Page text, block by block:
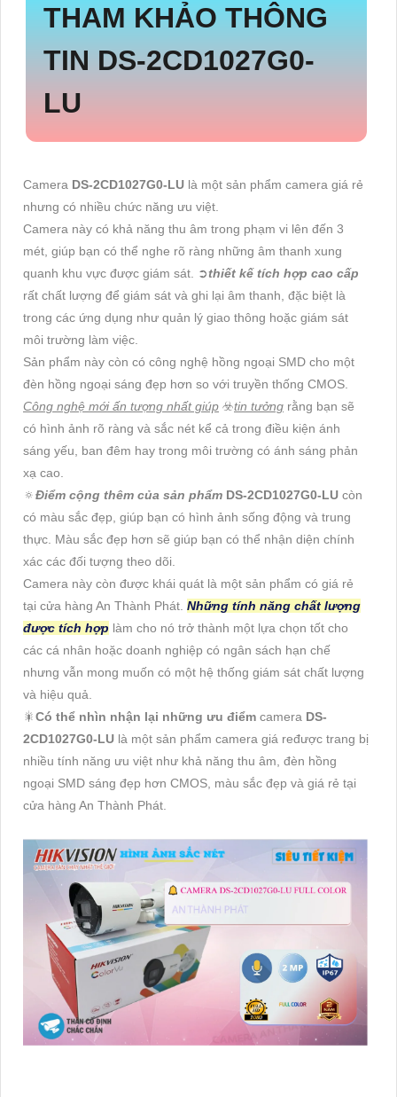
THAM KHẢO THÔNG
TIN DS-2CD1027G0-
LU
Camera DS-2CD1027G0-LU là một sản phẩm camera giá rẻ
nhưng có nhiều chức năng ưu việt.
Camera này có khả năng thu âm trong phạm vi lên đến 3
mét, giúp bạn có thể nghe rõ ràng những âm thanh xung
quanh khu vực được giám sát. ➲thiết kế tích hợp cao cấp
rất chất lượng để giám sát và ghi lại âm thanh, đặc biệt là
trong các ứng dụng như quản lý giao thông hoặc giám sát
môi trường làm việc.
Sản phẩm này còn có công nghệ hồng ngoại SMD cho một
đèn hồng ngoại sáng đẹp hơn so với truyền thống CMOS.
Công nghệ mới ấn tượng nhất giúp ☣️tin tưởng rằng bạn sẽ
có hình ảnh rõ ràng và sắc nét kể cả trong điều kiện ánh
sáng yếu, ban đêm hay trong môi trường có ánh sáng phản
xạ cao.
🔅Điểm cộng thêm của sản phẩm DS-2CD1027G0-LU còn
có màu sắc đẹp, giúp bạn có hình ảnh sống động và trung
thực. Màu sắc đẹp hơn sẽ giúp bạn có thể nhận diện chính
xác các đối tượng theo dõi.
Camera này còn được khái quát là một sản phẩm có giá rẻ
tại cửa hàng An Thành Phát. Những tính năng chất lượng
được tích hợp làm cho nó trở thành một lựa chọn tốt cho
các cá nhân hoặc doanh nghiệp có ngân sách hạn chế
nhưng vẫn mong muốn có một hệ thống giám sát chất lượng
và hiệu quả.
🎇Có thể nhìn nhận lại những ưu điểm camera DS-
2CD1027G0-LU là một sản phẩm camera giá ređược trang bị
nhiều tính năng ưu việt như khả năng thu âm, đèn hồng
ngoại SMD sáng đẹp hơn CMOS, màu sắc đẹp và giá rẻ tại
cửa hàng An Thành Phát.